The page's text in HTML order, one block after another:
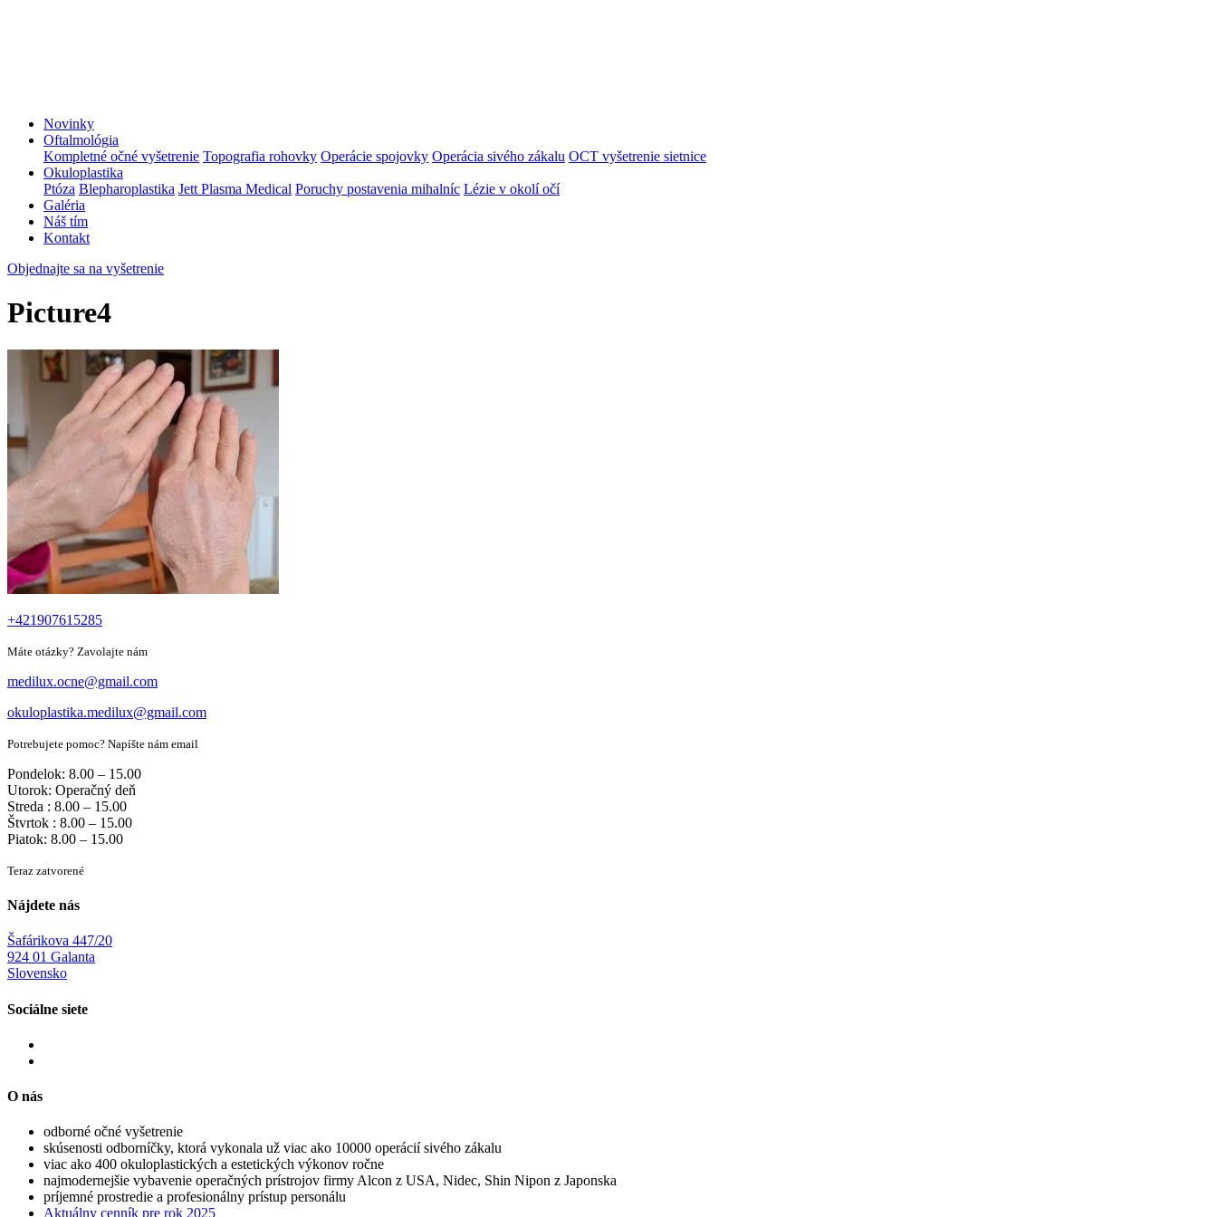
Novinky
Oftalmológia
Kompletné očné vyšetrenie Topografia rohovky Operácie spojovky Operácia sivého zákalu OCT vyšetrenie sietnice
Okuloplastika
Ptóza Blepharoplastika Jett Plasma Medical Poruchy postavenia mihalníc Lézie v okolí očí
Galéria
Náš tím
Kontakt
Objednajte sa na vyšetrenie
Picture4
+421907615285
Máte otázky? Zavolajte nám
medilux.ocne@gmail.com
okuloplastika.medilux@gmail.com
Potrebujete pomoc? Napíšte nám email
Pondelok: 8.00 – 15.00
Utorok: Operačný deň
Streda : 8.00 – 15.00
Štvrtok : 8.00 – 15.00
Piatok: 8.00 – 15.00
Teraz zatvorené
Nájdete nás
Šafárikova 447/20
924 01 Galanta
Slovensko
Sociálne siete
O nás
odborné očné vyšetrenie
skúsenosti odborníčky, ktorá vykonala už viac ako 10000 operácií sivého zákalu
viac ako 400 okuloplastických a estetických výkonov ročne
najmodernejšie vybavenie operačných prístrojov firmy Alcon z USA, Nidec, Shin Nipon z Japonska
príjemné prostredie a profesionálny prístup personálu
Aktuálny cenník pre rok 2025